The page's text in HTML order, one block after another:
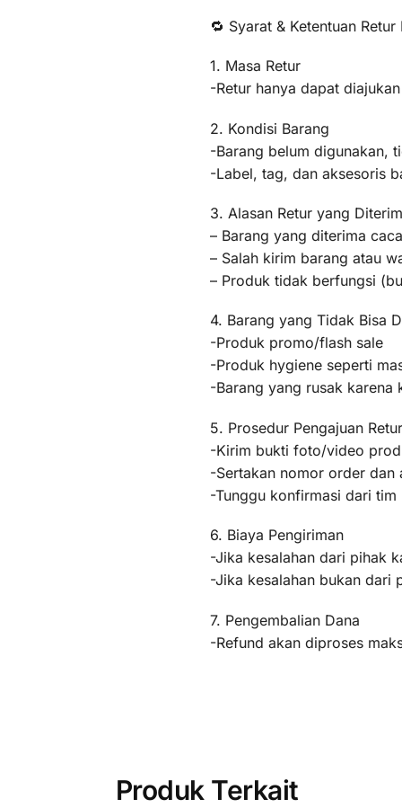
🔁 Syarat & Ketentuan Retur
1. Masa Retur
-Retur hanya dapat
2. Kondisi Barang
-Barang belum digunakan,
-Label, tag, dan aksesoris
3. Alasan Retur yang
– Barang yang diterima
– Salah kirim barang atau
– Produk tidak berfungsi
4. Barang yang Tidak Bisa
-Produk promo/flash sale
-Produk hygiene seperti
-Barang yang rusak karena
5. Prosedur Pengajuan Retur
-Kirim bukti foto/video
-Sertakan nomor order dan
-Tunggu konfirmasi dari
6. Biaya Pengiriman
-Jika kesalahan dari pihak
-Jika kesalahan bukan
7. Pengembalian Dana
-Refund akan diproses
Produk Terkait